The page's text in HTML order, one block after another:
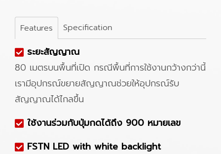
Features Specification
ระยะสัญญาณ
80 เมตรบนพื้นที่เปิด กรณีพื้นที่การใช้งานกว้างกว่านี้
เรามีอุปกรณ์ขยายสัญญาณช่วยให้อุปกรณ์รับ
สัญญาณได้ไกลขึ้น
ใช้งานร่วมกับปุ่มกดได้ถึง 900 หมายเลข
FSTN LED with white backlight